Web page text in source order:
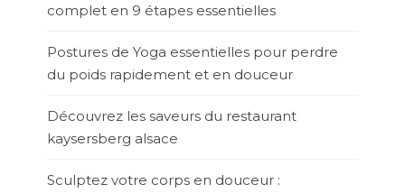
complet en 9 étapes essentielles
Postures de Yoga essentielles pour perdre
du poids rapidement et en douceur
Découvrez les saveurs du restaurant
kaysersberg alsace
Sculptez votre corps en douceur :